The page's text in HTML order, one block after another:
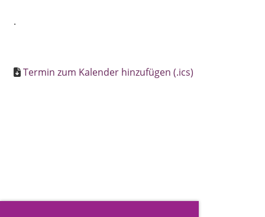
.
Termin zum Kalender hinzufügen (.ics)